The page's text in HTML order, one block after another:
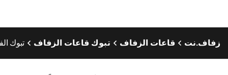
زفاف.نت قاعات الزفاف تبوك قاعات الزفاف تبوك